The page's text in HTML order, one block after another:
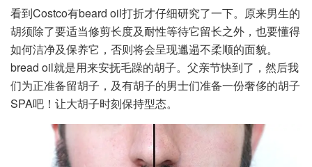
看到Costco有beard oil打折才仔细研究了一下。原来男生的
胡须除了要适当修剪长度及耐性等待它留长之外，也要懂得
如何洁净及保养它，否则将会呈现邋遢不柔顺的面貌。
bread oil就是用来安抚毛躁的胡子。父亲节快到了，然后我
们为正准备留胡子，及有胡子的男士们准备一份奢侈的胡子
SPA吧！让大胡子时刻保持型态。